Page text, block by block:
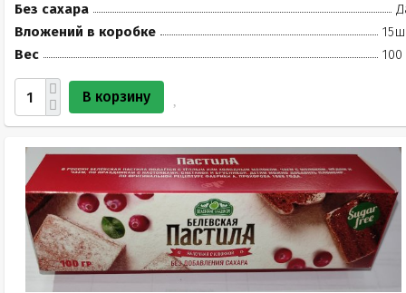
Без сахара
Вложений в коробке
Вес
100
В корзину